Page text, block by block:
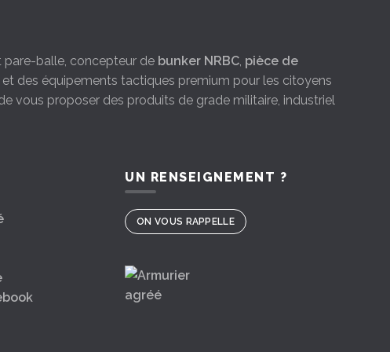
pare-balle, concepteur de bunker NRBC, pièce de
des équipements tactiques premium pour les citoyens
vous proposer des produits de grade militaire, industriel
UN RENSEIGNEMENT ?
ON VOUS RAPPELLE